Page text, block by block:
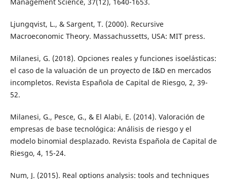
Ljungqvist, L., & Sargent, T. (2000). Recursive
Macroeconomic Theory. Massachussetts, USA: MIT press.
Milanesi, G. (2018). Opciones reales y funciones isoelásticas:
el caso de la valuación de un proyecto de I&D en mercados
incompletos. Revista Española de Capital de Riesgo, 2, 39-
52.
Milanesi, G., Pesce, G., & El Alabi, E. (2014). Valoración de
empresas de base tecnológica: Análisis de riesgo y el
modelo binomial desplazado. Revista Española de Capital de
Riesgo, 4, 15-24.
Num, J. (2015). Real options analysis: tools and techniques